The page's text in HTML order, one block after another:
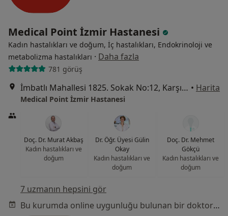
Medical Point İzmir Hastanesi
Kadın hastalıkları ve doğum, İç hastalıkları, Endokrinoloji ve
metabolizma hastalıkları · Daha fazla
781 görüş
İmbatlı Mahallesi 1825. Sokak No:12, Karşıyaka • Harita
Medical Point İzmir Hastanesi
Doç. Dr. Murat Akbaş
Kadın hastalıkları ve
doğum
Dr. Öğr. Üyesi Gülin
Okay
Kadın hastalıkları ve
doğum
Doç. Dr. Mehmet
Gökçü
Kadın hastalıkları ve
doğum
7 uzmanın hepsini gör
Bu kurumda online uygunluğu bulunan bir doktor veya uzman bulunamadı